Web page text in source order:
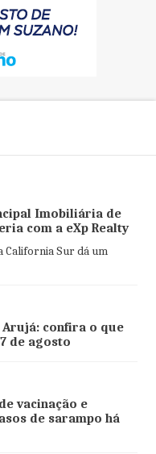
Imobiliária de
com a eXp Realty
California Sur dá um
confira o que
de agosto
vacinação e
de sarampo há